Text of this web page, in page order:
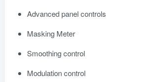
Advanced panel controls
Masking Meter
Smoothing control
Modulation control